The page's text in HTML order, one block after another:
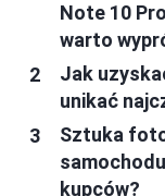
Note 10
warto
Jak
unikać
Sztuka
kupców?